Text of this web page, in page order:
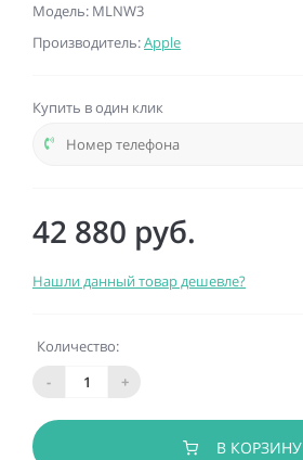
Модель: MLNW3
Производитель:Apple
Купить в один клик
42 880 руб.
Нашли данный товар дешевле?
Количество:
-
+
В КОРЗИНУ